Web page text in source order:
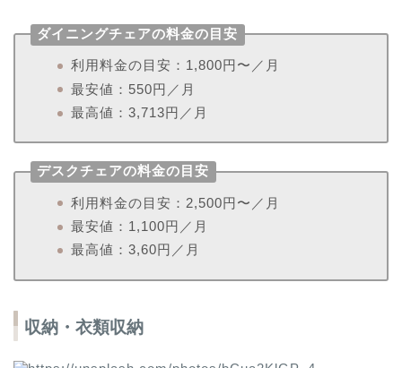
ダイニングチェアの料金の目安
利用料金の目安：1,800円〜／月
最安値：550円／月
最高値：3,713円／月
デスクチェアの料金の目安
利用料金の目安：2,500円〜／月
最安値：1,100円／月
最高値：3,60円／月
収納・衣類収納